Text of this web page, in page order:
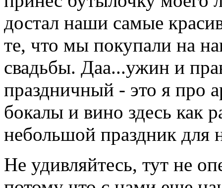
достал наши самые
те, что мы покупали на
свадьбы. Даа...ужин и
праздничный - это я про
бокалы и вино здесь как
небольшой праздник для
Не удивляйтесь, тут не